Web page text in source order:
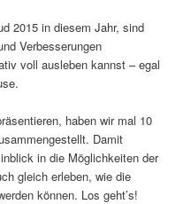
2015 in diesem Jahr, sind
Verbesserungen
voll ausleben kannst – egal
haben wir mal 10
Damit
in die Möglichkeiten der
gleich erleben, wie die
können. Los geht’s!